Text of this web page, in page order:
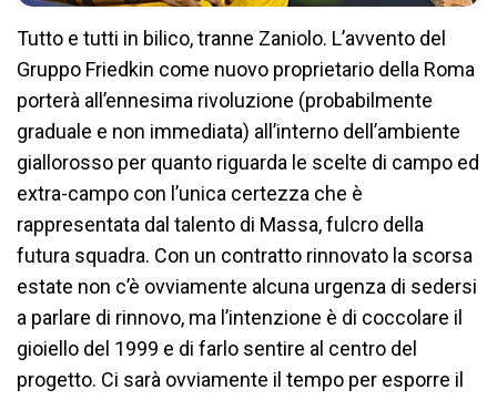
Tutto e tutti in bilico, tranne Zaniolo. L’avvento del
Gruppo Friedkin come nuovo proprietario della Roma
porterà all’ennesima rivoluzione (probabilmente
graduale e non immediata) all’interno dell’ambiente
giallorosso per quanto riguarda le scelte di campo ed
extra-campo con l’unica certezza che è
rappresentata dal talento di Massa, fulcro della
futura squadra. Con un contratto rinnovato la scorsa
estate non c’è ovviamente alcuna urgenza di sedersi
a parlare di rinnovo, ma l’intenzione è di coccolare il
gioiello del 1999 e di farlo sentire al centro del
progetto. Ci sarà ovviamente il tempo per esporre il